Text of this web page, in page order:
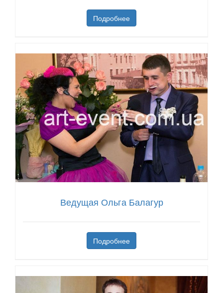
Подробнее
Ведущая Ольга Балагур
Подробнее